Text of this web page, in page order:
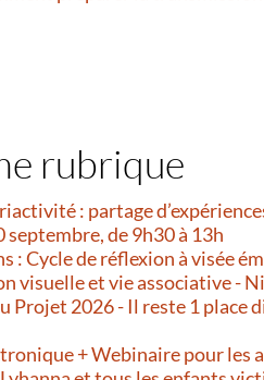
rubrique
: partage
septembre, de 9h30 à 13h
: Cycle de réflexion à visée
visuelle et vie associative -
Projet 2026 - Il reste 1 place
+ Webinaire pour les